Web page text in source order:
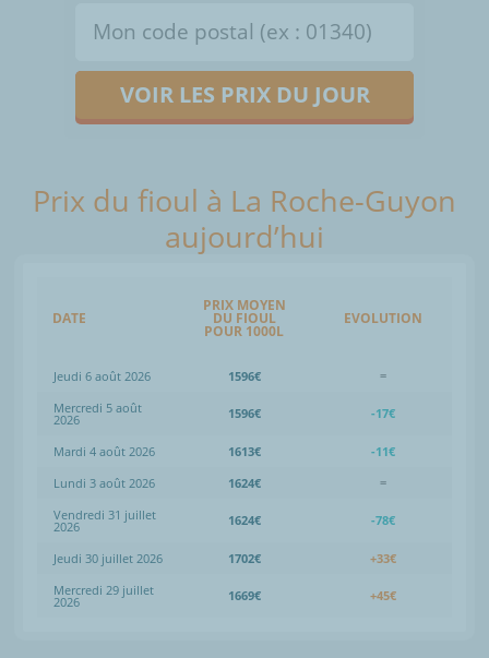
VOIR LES PRIX DU JOUR
Prix du fioul à La Roche-Guyon
aujourd’hui
DATE
PRIX MOYEN
DU FIOUL
POUR 1000L
EVOLUTION
Jeudi 6 août 2026 1596€
=
Mercredi 5 août
2026 1596€ -17€
Mardi 4 août 2026 1613€
-11€
Lundi 3 août 2026
1624€
=
Vendredi 31 juillet
2026 1624€ -78€
Jeudi 30 juillet 2026 1702€
+33€
Mercredi 29 juillet
2026 1669€ +45€